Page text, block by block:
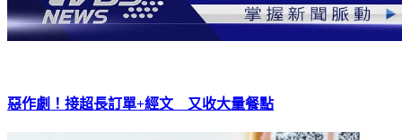
惡作劇！接超長訂單+經文 又收大量餐點